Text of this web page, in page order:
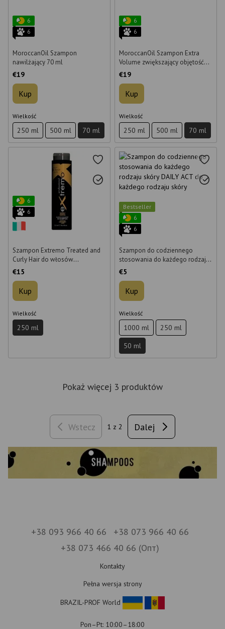
6
6
MoroccanOil Szampon
nawilżający 70 ml
€19
Kup
Wielkość
250 ml 500 ml 70 ml
6
6
MoroccanOil Szampon Extra
Volume zwiększający objętość
włosów 70 ml
€19
Kup
Wielkość
250 ml 500 ml 70 ml
6
6
Szampon Extremo Treated and
Curly Hair do włosów
zniszczonych i kręconych 250 ml
€15
Kup
Wielkość
250 ml
Bestseller
6
6
Szampon do codziennego
stosowania do każdego rodzaju
skóry DAILY ACT do każdego
€5
Kup
Wielkość
1000 ml
250 ml
50 ml
Pokaż więcej 3 produktów
Wstecz 1 z 2 Dalej
+38 093 966 40 66
+38 073 966 40 66
+38 073 466 40 66 (Опт)
Kontakty
Pełna wersja strony
BRAZIL-PROF World
Pon–Pt: 10:00–18:00